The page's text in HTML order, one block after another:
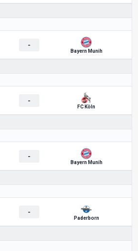
-
Bayern Munih
-
FC Köln
-
Bayern Munih
-
Paderborn